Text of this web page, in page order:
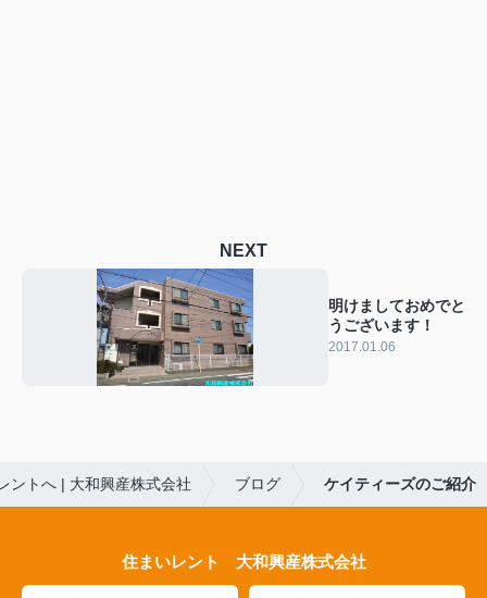
NEXT
明けましておめでと
うございます！
2017.01.06
ントへ | 大和興産株式会社 ブログ ケイティーズのご紹介
住まいレント 大和興産株式会社